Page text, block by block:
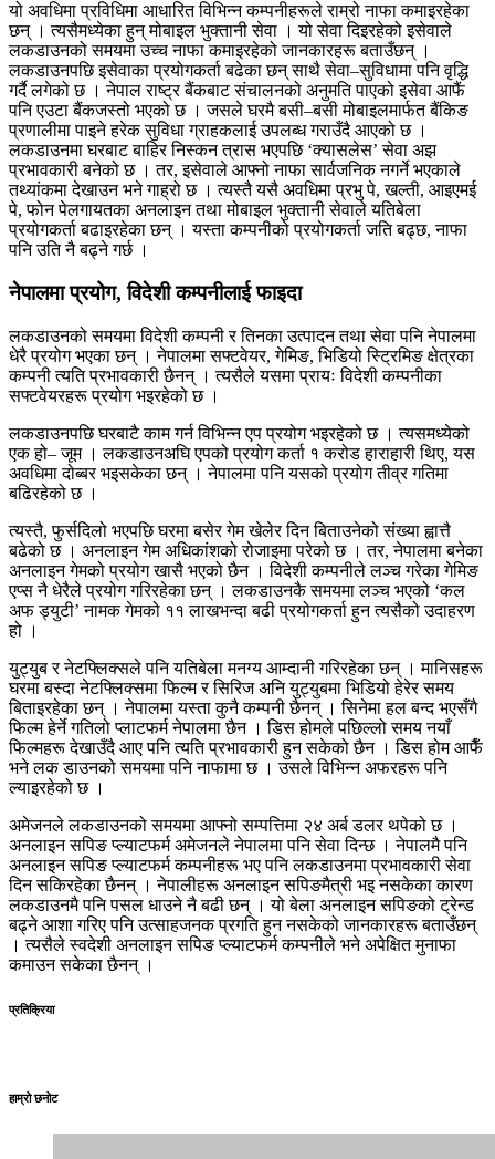
यो अवधिमा प्रविधिमा आधारित विभिन्न कम्पनीहरूले राम्रो नाफा कमाइरहेका
छन् । त्यसैमध्येका हुन् मोबाइल भुक्तानी सेवा । यो सेवा दिइरहेको इसेवाले
लकडाउनको समयमा उच्च नाफा कमाइरहेको जानकारहरू बताउँछन् ।
लकडाउनपछि इसेवाका प्रयोगकर्ता बढेका छन् साथै सेवा–सुविधामा पनि वृद्धि
गर्दै लगेको छ । नेपाल राष्ट्र बैंकबाट संचालनको अनुमति पाएको इसेवा आफैं
पनि एउटा बैंकजस्तो भएको छ । जसले घरमै बसी–बसी मोबाइलमार्फत बैंकिङ
प्रणालीमा पाइने हरेक सुविधा ग्राहकलाई उपलब्ध गराउँदै आएको छ ।
लकडाउनमा घरबाट बाहिर निस्कन त्रास भएपछि ‘क्यासलेस’ सेवा अझ
प्रभावकारी बनेको छ । तर, इसेवाले आफ्नो नाफा सार्वजनिक नगर्ने भएकाले
तथ्यांकमा देखाउन भने गाह्रो छ । त्यस्तै यसै अवधिमा प्रभु पे, खल्ती, आइएमई
पे, फोन पेलगायतका अनलाइन तथा मोबाइल भुक्तानी सेवाले यतिबेला
प्रयोगकर्ता बढाइरहेका छन् । यस्ता कम्पनीको प्रयोगकर्ता जति बढ्छ, नाफा
पनि उति नै बढ्ने गर्छ ।
नेपालमा प्रयोग, विदेशी कम्पनीलाई फाइदा
लकडाउनको समयमा विदेशी कम्पनी र तिनका उत्पादन तथा सेवा पनि नेपालमा
धेरै प्रयोग भएका छन् । नेपालमा सफ्टवेयर, गेमिङ, भिडियो स्ट्रिमिङ क्षेत्रका
कम्पनी त्यति प्रभावकारी छैनन् । त्यसैले यसमा प्रायः विदेशी कम्पनीका
सफ्टवेयरहरू प्रयोग भइरहेको छ ।
लकडाउनपछि घरबाटै काम गर्न विभिन्न एप प्रयोग भइरहेको छ । त्यसमध्येको
एक हो– जूम । लकडाउनअघि एपको प्रयोग कर्ता १ करोड हाराहारी थिए, यस
अवधिमा दोब्बर भइसकेका छन् । नेपालमा पनि यसको प्रयोग तीव्र गतिमा
बढिरहेको छ ।
त्यस्तै, फुर्सदिलो भएपछि घरमा बसेर गेम खेलेर दिन बिताउनेको संख्या ह्वात्तै
बढेको छ । अनलाइन गेम अधिकांशको रोजाइमा परेको छ । तर, नेपालमा बनेका
अनलाइन गेमको प्रयोग खासै भएको छैन । विदेशी कम्पनीले लञ्च गरेका गेमिङ
एप्स नै धेरैले प्रयोग गरिरहेका छन् । लकडाउनकै समयमा लञ्च भएको ‘कल
अफ ड्युटी’ नामक गेमको ११ लाखभन्दा बढी प्रयोगकर्ता हुन त्यसैको उदाहरण
हो ।
युट्युब र नेटफ्लिक्सले पनि यतिबेला मनग्य आम्दानी गरिरहेका छन् । मानिसहरू
घरमा बस्दा नेटफ्लिक्समा फिल्म र सिरिज अनि युट्युबमा भिडियो हेरेर समय
बिताइरहेका छन् । नेपालमा यस्ता कुनै कम्पनी छैनन् । सिनेमा हल बन्द भएसँगै
फिल्म हेर्ने गतिलो प्लाटफर्म नेपालमा छैन । डिस होमले पछिल्लो समय नयाँ
फिल्महरू देखाउँदै आए पनि त्यति प्रभावकारी हुन सकेको छैन । डिस होम आफैँ
भने लक डाउनको समयमा पनि नाफामा छ । उसले विभिन्न अफरहरू पनि
ल्याइरहेको छ ।
अमेजनले लकडाउनको समयमा आफ्नो सम्पत्तिमा २४ अर्ब डलर थपेको छ ।
अनलाइन सपिङ प्ल्याटफर्म अमेजनले नेपालमा पनि सेवा दिन्छ । नेपालमै पनि
अनलाइन सपिङ प्ल्याटफर्म कम्पनीहरू भए पनि लकडाउनमा प्रभावकारी सेवा
दिन सकिरहेका छैनन् । नेपालीहरू अनलाइन सपिङमैत्री भइ नसकेका कारण
लकडाउनमै पनि पसल धाउने नै बढी छन् । यो बेला अनलाइन सपिङको ट्रेन्ड
बढ्ने आशा गरिए पनि उत्साहजनक प्रगति हुन नसकेको जानकारहरू बताउँछन्
। त्यसैले स्वदेशी अनलाइन सपिङ प्ल्याटफर्म कम्पनीले भने अपेक्षित मुनाफा
कमाउन सकेका छैनन् ।
प्रतिक्रिया
हाम्रो छनोट